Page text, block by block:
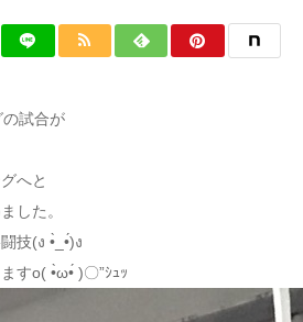
試合が
へと
した。
技(ง •̀_•́)ง
すo( •̀ω•́ )〇”ｼｭｯ